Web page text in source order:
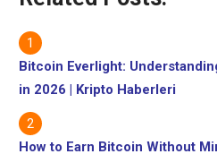
önce CoreWeave,
anlaşmanın artık yapay
zeka için büyük dil
modelleri üreten…
Bitcoin Everlight:
in 2026 | Kripto Haberleri
How to Earn Bitcoin Without